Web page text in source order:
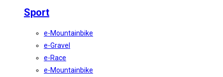
Sport
e-Mountainbike
e-Gravel
e-Race
e-Mountainbike